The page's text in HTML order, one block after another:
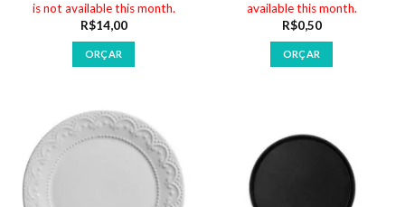
is not available this month.
R$14,00
ORÇAR
available this month.
R$0,50
ORÇAR